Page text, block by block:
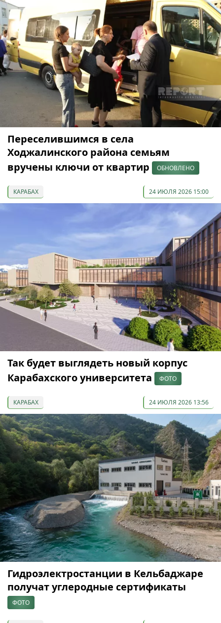
Переселившимся в села
Ходжалинского района семьям
вручены ключи от квартир
ОБНОВЛЕНО
КАРАБАХ 24 ИЮЛЯ 2026 15:00
Так будет выглядеть новый корпус
Карабахского университета
ФОТО
КАРАБАХ 24 ИЮЛЯ 2026 13:56
Гидроэлектростанции в Кельбаджаре
получат углеродные сертификаты
ФОТО